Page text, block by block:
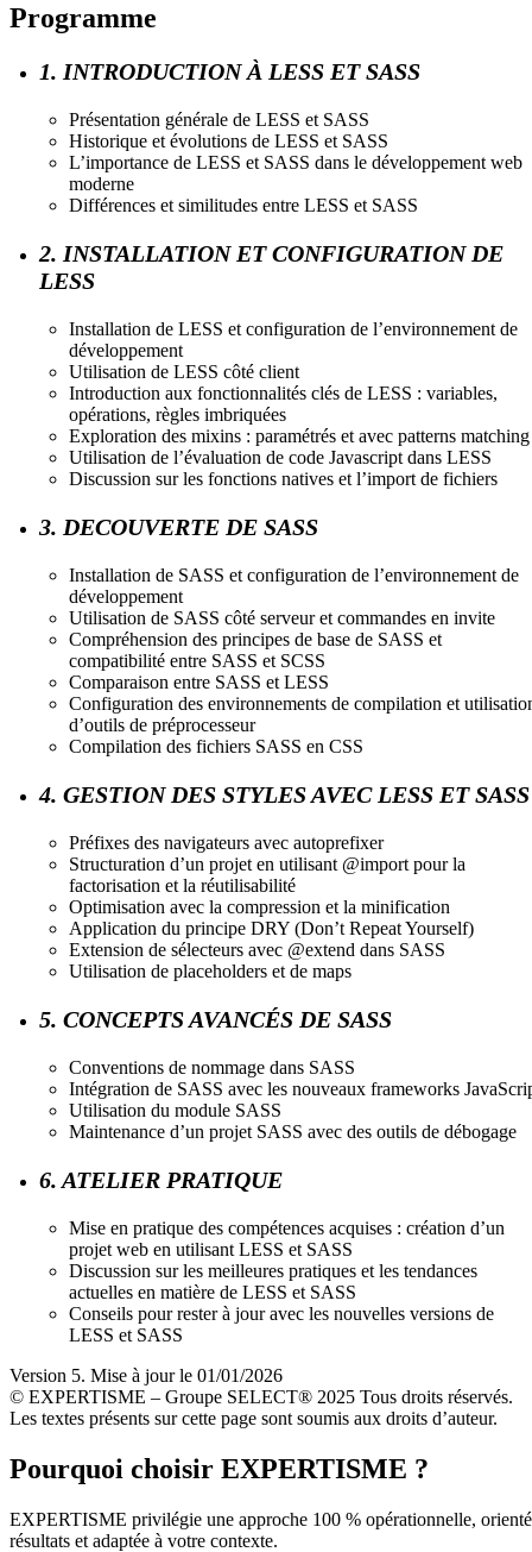
Programme
1. INTRODUCTION À LESS ET SASS
Présentation générale de LESS et SASS
Historique et évolutions de LESS et SASS
L’importance de LESS et SASS dans le développement web
moderne
Différences et similitudes entre LESS et SASS
2. INSTALLATION ET CONFIGURATION DE
LESS
Installation de LESS et configuration de l’environnement de
développement
Utilisation de LESS côté client
Introduction aux fonctionnalités clés de LESS : variables,
opérations, règles imbriquées
Exploration des mixins : paramétrés et avec patterns matching
Utilisation de l’évaluation de code Javascript dans LESS
Discussion sur les fonctions natives et l’import de fichiers
3. DECOUVERTE DE SASS
Installation de SASS et configuration de l’environnement de
développement
Utilisation de SASS côté serveur et commandes en invite
Compréhension des principes de base de SASS et
compatibilité entre SASS et SCSS
Comparaison entre SASS et LESS
Configuration des environnements de compilation et
d’outils de préprocesseur
Compilation des fichiers SASS en CSS
4. GESTION DES STYLES AVEC LESS ET SASS
Préfixes des navigateurs avec autoprefixer
Structuration d’un projet en utilisant @import pour la
factorisation et la réutilisabilité
Optimisation avec la compression et la minification
Application du principe DRY (Don’t Repeat Yourself)
Extension de sélecteurs avec @extend dans SASS
Utilisation de placeholders et de maps
5. CONCEPTS AVANCÉS DE SASS
Conventions de nommage dans SASS
Intégration de SASS avec les nouveaux frameworks
Utilisation du module SASS
Maintenance d’un projet SASS avec des outils de débogage
6. ATELIER PRATIQUE
Mise en pratique des compétences acquises : création d’un
projet web en utilisant LESS et SASS
Discussion sur les meilleures pratiques et les tendances
actuelles en matière de LESS et SASS
Conseils pour rester à jour avec les nouvelles versions de
LESS et SASS
Version 5. Mise à jour le 01/01/2026
© EXPERTISME – Groupe SELECT® 2025 Tous droits réservés.
Les textes présents sur cette page sont soumis aux droits d’auteur.
Pourquoi choisir EXPERTISME ?
EXPERTISME privilégie une approche 100 % opérationnelle,
résultats et adaptée à votre contexte.